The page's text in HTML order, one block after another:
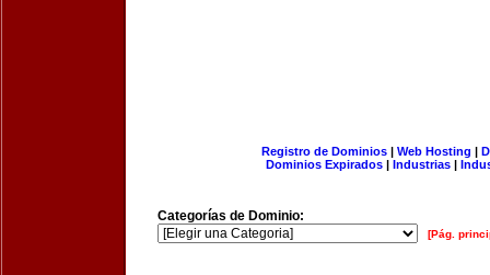
Registro de Dominios| Web Hosting |
Dominios Expirados | Industrias |
Categorías de Dominio:
[Pág.